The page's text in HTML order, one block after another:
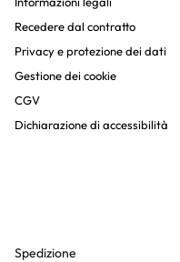
Recedere dal contratto
Privacy e protezione dei dati
Gestione dei cookie
CGV
Dichiarazione di accessibilità
Spedizione